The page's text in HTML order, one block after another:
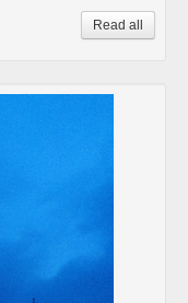
Read all